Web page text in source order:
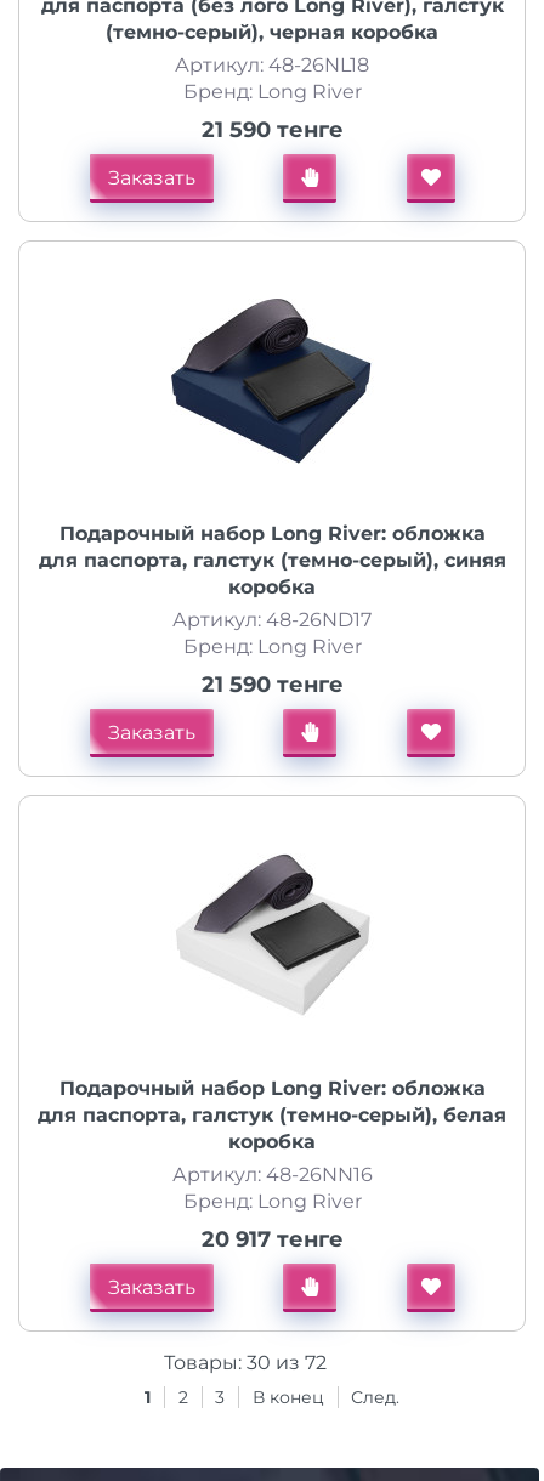
для паспорта (без лого Long River), галстук
(темно-серый), черная коробка
Артикул: 48-26NL18
Бренд: Long River
21 590 тенге
Заказать
Подарочный набор Long River: обложка
для паспорта, галстук (темно-серый), синяя
коробка
Артикул: 48-26ND17
Бренд: Long River
21 590 тенге
Заказать
Подарочный набор Long River: обложка
для паспорта, галстук (темно-серый), белая
коробка
Артикул: 48-26NN16
Бренд: Long River
20 917 тенге
Заказать
Товары: 30 из 72
1 2 3 В конец След.